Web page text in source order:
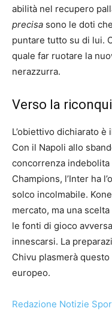
abilità nel recupero
precisa sono le doti
puntare tutto su di lui.
quale far ruotare la
nerazzurra.
Verso la
L’obiettivo dichiarato
Con il Napoli allo
concorrenza
Champions, l’Inter ha
solco incolmabile.
mercato, ma una
le fonti di gioco
innescarsi. La
Chivu plasmerà
europeo.
Redazione Notizie